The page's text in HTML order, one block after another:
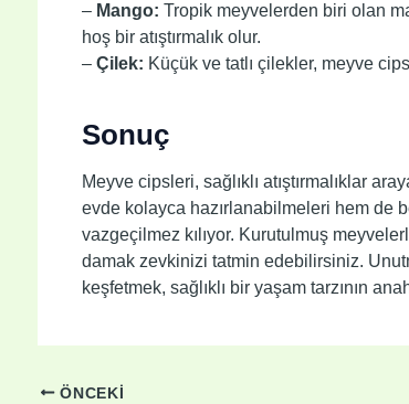
– Mango: Tropik meyvelerden biri olan
hoş bir atıştırmalık olur.
– Çilek: Küçük ve tatlı çilekler, meyve
Sonuç
Meyve cipsleri, sağlıklı atıştırmalıklar
evde kolayca hazırlanabilmeleri hem de
vazgeçilmez kılıyor. Kurutulmuş
damak zevkinizi tatmin edebilirsiniz.
keşfetmek, sağlıklı bir yaşam tarzının
ÖNCEKI